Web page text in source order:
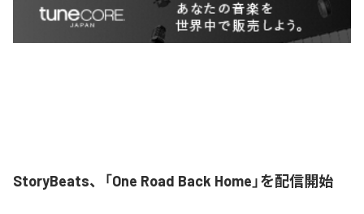
StoryBeats、「One Road Back Home」を配信開始